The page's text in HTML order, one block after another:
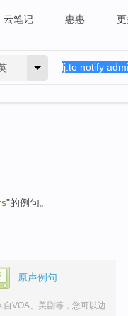
云笔记 惠惠
"的例句。
原声例句
自VOA、美剧等，您可以边